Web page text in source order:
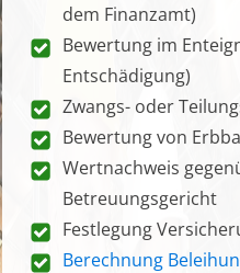
dem Finanzamt)
Bewertung im
Entschädigung)
Zwangs- oder
Bewertung von
Wertnachweis
Betreuungsgericht
Festlegung
Berechnung